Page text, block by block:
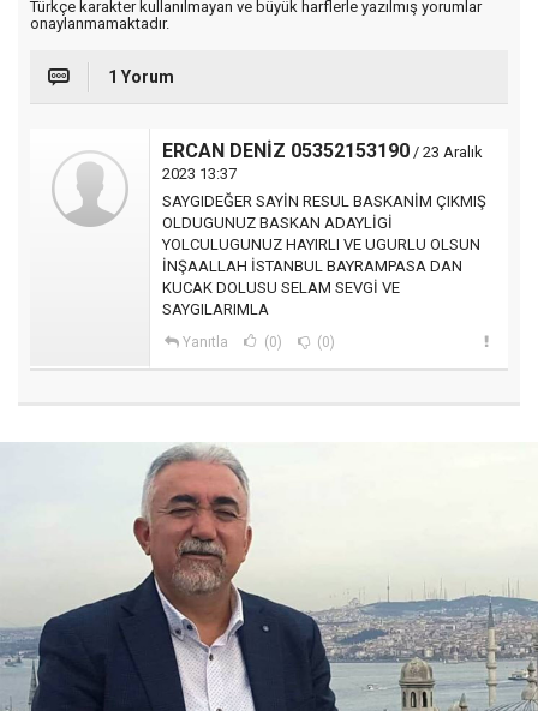
Türkçe karakter kullanılmayan ve büyük harflerle yazılmış yorumlar
onaylanmamaktadır.
1 Yorum
ERCAN DENİZ 05352153190 / 23 Aralık
2023 13:37
SAYGIDEĞER SAYİN RESUL BASKANİM ÇIKMIŞ
OLDUGUNUZ BASKAN ADAYLİGİ
YOLCULUGUNUZ HAYIRLI VE UGURLU OLSUN
İNŞAALLAH İSTANBUL BAYRAMPASA DAN
KUCAK DOLUSU SELAM SEVGİ VE
SAYGILARIMLA
Yanıtla (0) (0)